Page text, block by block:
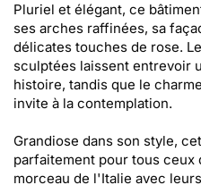
Pluriel et élégant, ce
ses arches raffinées, sa
délicates touches de rose.
sculptées laissent entrevoir
histoire, tandis que le
invite à la contemplation.
Grandiose dans son style,
parfaitement pour tous ceux
morceau de l'Italie avec